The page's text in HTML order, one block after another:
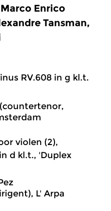
Enrico
Tansman,
RV.608 in g kl.t.
violen (2),
d kl.t., 'Duplex
L' Arpa